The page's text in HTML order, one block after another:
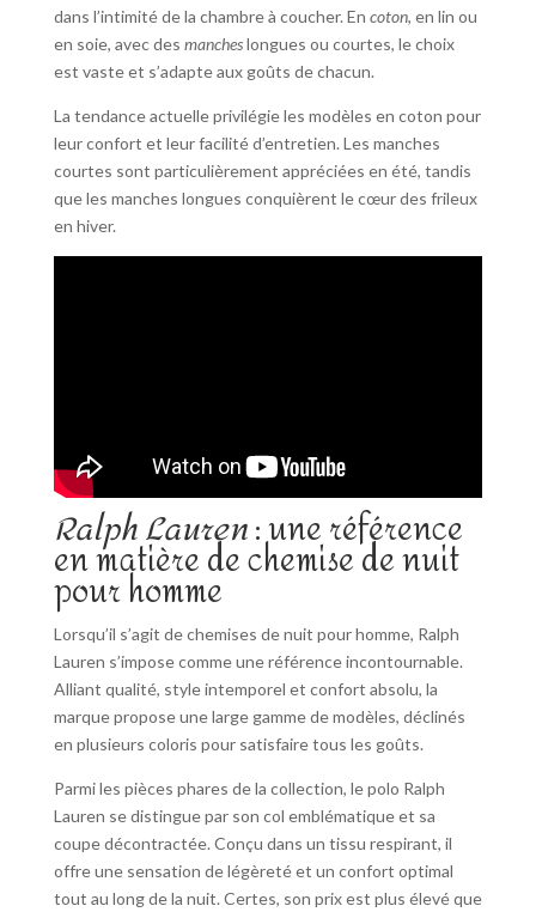
dans l’intimité de la chambre à coucher. En coton, en lin ou
en soie, avec des mancheslongues ou courtes, le choix
est vaste et s’adapte aux goûts de chacun.
La tendance actuelle privilégie les modèles en coton pour
leur confort et leur facilité d’entretien. Les manches
courtes sont particulièrement appréciées en été, tandis
que les manches longues conquièrent le cœur des frileux
en hiver.
Ralph Lauren: une référence
en matière de chemise de nuit
pour homme
Lorsqu’il s’agit de chemises de nuit pour homme, Ralph
Lauren s’impose comme une référence incontournable.
Alliant qualité, style intemporel et confort absolu, la
marque propose une large gamme de modèles, déclinés
en plusieurs coloris pour satisfaire tous les goûts.
Parmi les pièces phares de la collection, le polo Ralph
Lauren se distingue par son col emblématique et sa
coupe décontractée. Conçu dans un tissu respirant, il
offre une sensation de légèreté et un confort optimal
tout au long de la nuit. Certes, son prix est plus élevé que